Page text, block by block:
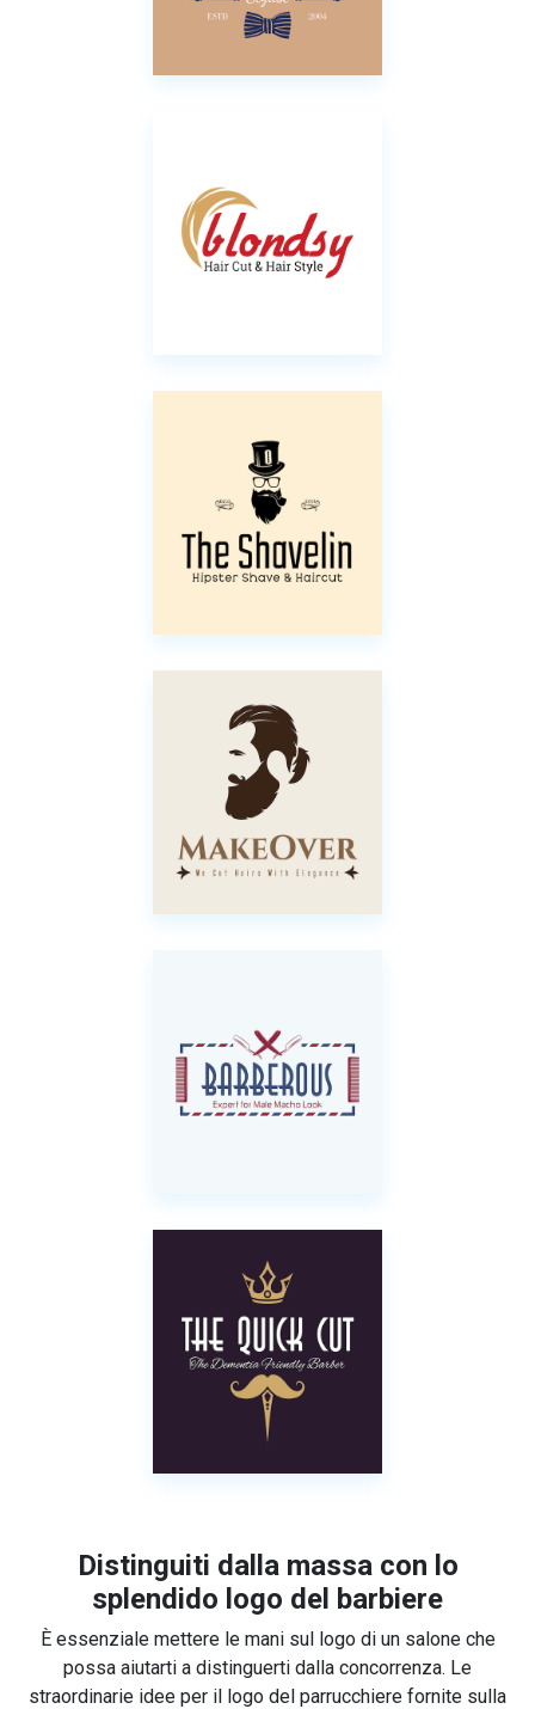
Distinguiti dalla massa con lo
splendido logo del barbiere
È essenziale mettere le mani sul logo di un salone che
possa aiutarti a distinguerti dalla concorrenza. Le
straordinarie idee per il logo del parrucchiere fornite sulla